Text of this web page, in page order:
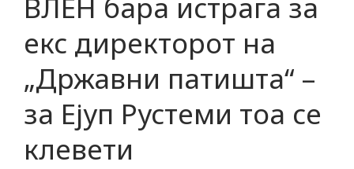
ВЛЕН бара истрага за
екс директорот на
„Државни патишта“ –
за Ејуп Рустеми тоа се
клевети